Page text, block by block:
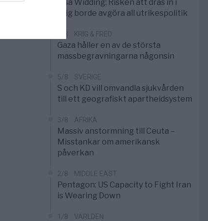
Elsa Widding: Risken att dras in i
krig borde avgöra all utrikespolitik
5/8 KRIG & FRED
Gaza håller en av de största
massbegravningarna någonsin
5/8 SVERIGE
S och KD vill omvandla sjukvården
till ett geografiskt apartheidsystem
3/8 AFRIKA
Massiv anstormning till Ceuta –
Misstankar om amerikansk
påverkan
2/8 MIDDLE EAST
Pentagon: US Capacity to Fight Iran
is Wearing Down
1/8 VÄRLDEN